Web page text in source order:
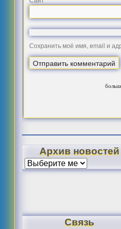
Сохранить моё имя, email и
Архив новостей
Связь